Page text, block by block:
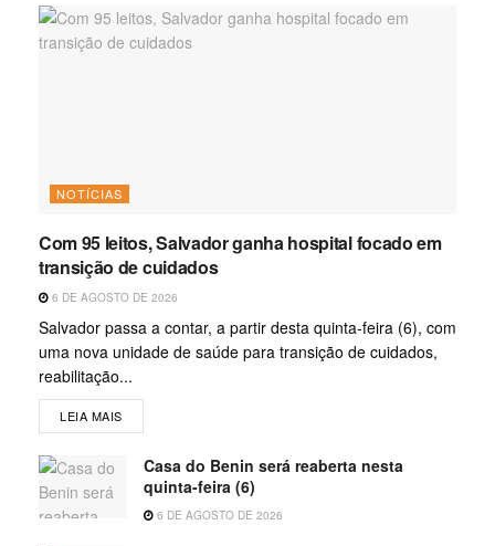
NOTÍCIAS
Com 95 leitos, Salvador ganha hospital focado em
transição de cuidados
6 DE AGOSTO DE 2026
Salvador passa a contar, a partir desta quinta-feira (6), com
uma nova unidade de saúde para transição de cuidados,
reabilitação...
LEIA MAIS
Casa do Benin será reaberta nesta
quinta-feira (6)
6 DE AGOSTO DE 2026